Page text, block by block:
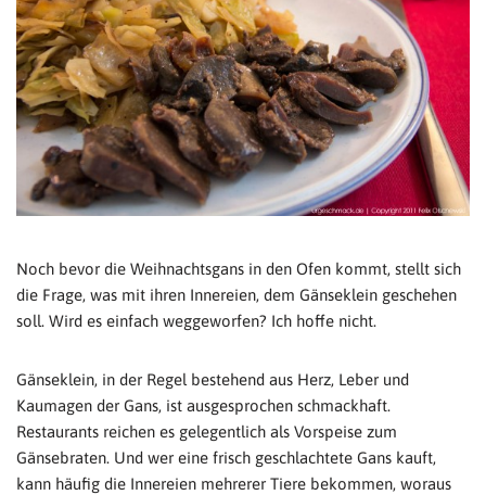
Noch bevor die Weihnachtsgans in den Ofen kommt, stellt sich
die Frage, was mit ihren Innereien, dem Gänseklein geschehen
soll. Wird es einfach weggeworfen? Ich hoffe nicht.
Gänseklein, in der Regel bestehend aus Herz, Leber und
Kaumagen der Gans, ist ausgesprochen schmackhaft.
Restaurants reichen es gelegentlich als Vorspeise zum
Gänsebraten. Und wer eine frisch geschlachtete Gans kauft,
kann häufig die Innereien mehrerer Tiere bekommen, woraus